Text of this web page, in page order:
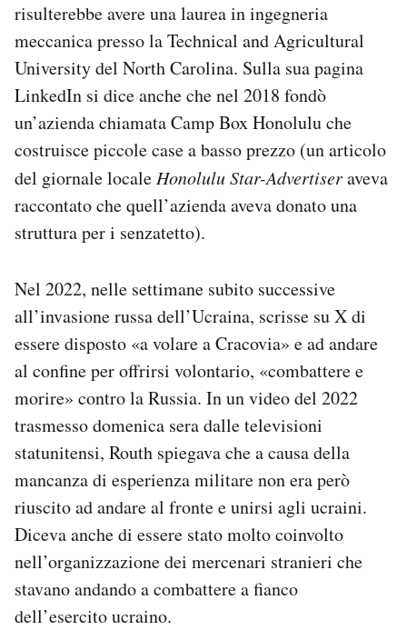
risulterebbe avere una laurea in ingegneria
meccanica presso la Technical and Agricultural
University del North Carolina. Sulla sua pagina
LinkedIn si dice anche che nel 2018 fondò
un’azienda chiamata Camp Box Honolulu che
costruisce piccole case a basso prezzo (un articolo
del giornale localeHonolulu Star-Advertiseraveva
raccontato che quell’azienda aveva donato una
struttura per i senzatetto).
Nel 2022, nelle settimane subito successive
all’invasione russa dell’Ucraina, scrisse su X di
essere disposto «a volare a Cracovia» e ad andare
al confine per offrirsi volontario, «combattere e
morire» contro la Russia. In un video del 2022
trasmesso domenica sera dalle televisioni
statunitensi, Routh spiegava che a causa della
mancanza di esperienza militare non era però
riuscito ad andare al fronte e unirsi agli ucraini.
Diceva anche di essere stato molto coinvolto
nell’organizzazione dei mercenari stranieri che
stavano andando a combattere a fianco
dell’esercito ucraino.